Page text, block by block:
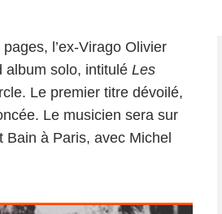
l’ex-Virago Olivier
album solo, intitulé Les
Le premier titre dévoilé,
Le musicien sera sur
à Paris, avec Michel